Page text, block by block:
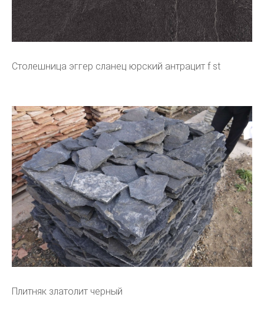
Столешница эггер сланец юрский антрацит f st
Плитняк златолит черный